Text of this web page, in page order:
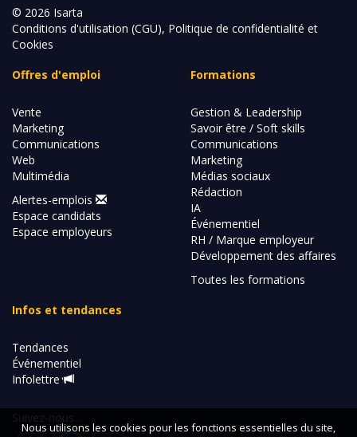
© 2026 Isarta
Conditions d'utilisation (CGU), Politique de confidentialité et
Cookies
Offres d'emploi
Vente
Marketing
Communications
Web
Multimédia
Alertes-emplois
Espace candidats
Espace employeurs
Formations
Gestion & Leadership
Savoir être / Soft skills
Communications
Marketing
Médias sociaux
Rédaction
IA
Événementiel
RH / Marque employeur
Développement des affaires
Toutes les formations
Infos et tendances
Tendances
Événementiel
Infolettre
Suivez-nous...
Nous utilisons les cookies pour les fonctions essentielles du site,